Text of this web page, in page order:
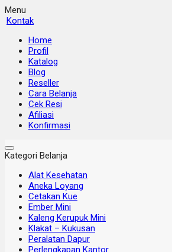
Menu
Kontak
Home
Profil
Katalog
Blog
Reseller
Cara Belanja
Cek Resi
Afiliasi
Konfirmasi
Kategori Belanja
Alat Kesehatan
Aneka Loyang
Cetakan Kue
Ember Mini
Kaleng Kerupuk Mini
Klakat – Kukusan
Peralatan Dapur
Perlengkapan Kantor